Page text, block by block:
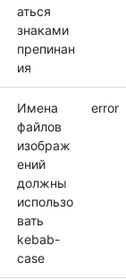
аться
знаками
препинан
ия
Имена
файлов
изображ
ений
должны
использо
вать
kebab-
case
error